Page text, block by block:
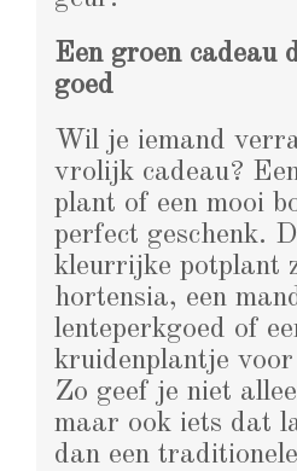
Een groen cadeau
goed
Wil je iemand
vrolijk cadeau?
plant of een mooi
perfect geschenk.
kleurrijke potplant
hortensia, een
lenteperkgoed of
kruidenplantje voor
Zo geef je niet
maar ook iets dat
dan een